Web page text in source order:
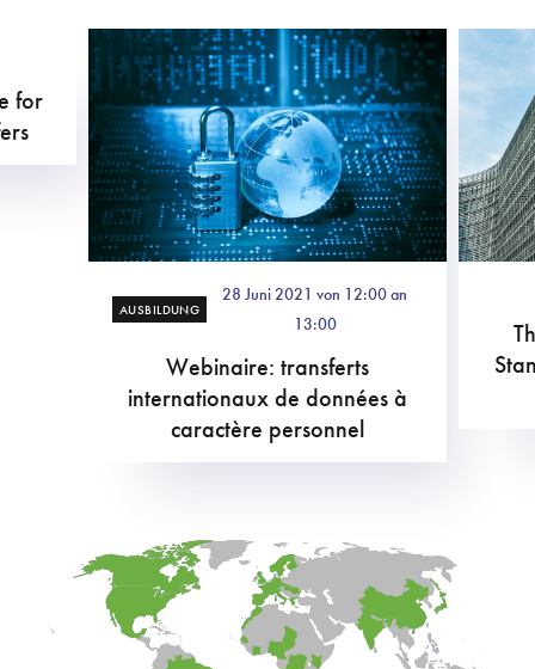
for
AUSBILDUNG
28 Juni 2021 von 12:00 an
13:00
Webinaire: transferts
internationaux de données à
caractère personnel